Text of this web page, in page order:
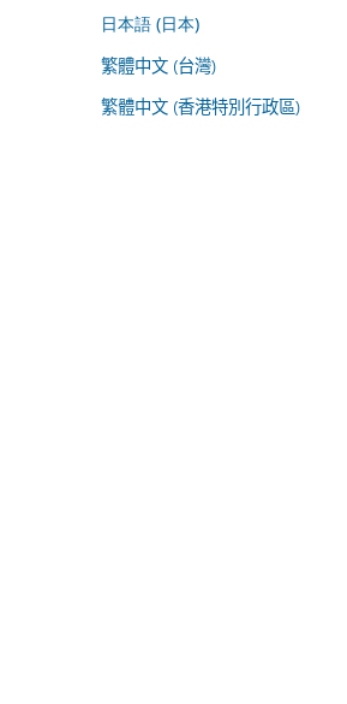
日本語 (日本)
繁體中文 (台灣)
繁體中文 (香港特別行政區)